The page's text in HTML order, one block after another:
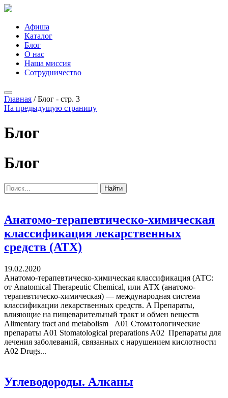
Афиша
Каталог
Блог
О нас
Наша миссия
Сотрудничество
Главная /Блог - стр. 3
На предыдущую страницу
Блог
Блог
Найти
Анатомо-терапевтическо-химическая
классификация лекарственных
средств (АТХ)
19.02.2020
Анатомо-терапевтическо-химическая классификация (АТС:
от Anatomical Therapeutic Chemical, или АТХ (анатомо-
терапевтическо-химическая) — международная система
классификации лекарственных средств. A Препараты,
влияющие на пищеварительный тракт и обмен веществ
Alimentary tract and metabolism А01 Стоматологические
препараты A01 Stomatological preparations A02 Препараты для
лечения заболеваний, связанных с нарушением кислотности
A02 Drugs...
Углеводороды. Алканы